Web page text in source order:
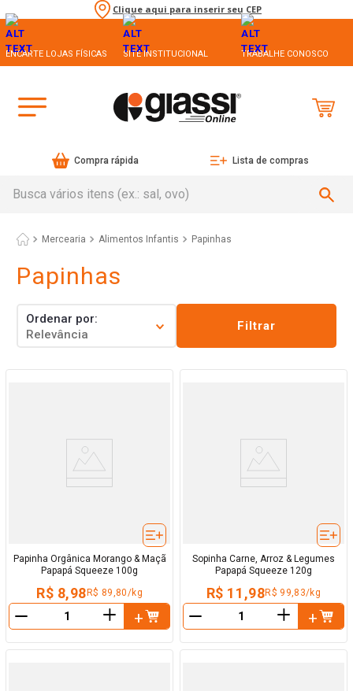
Clique aqui para inserir seu CEP
ENCARTE LOJAS FÍSICAS SITE INSTITUCIONAL TRABALHE CONOSCO
Compra rápida Lista de compras
Mercearia Alimentos Infantis Papinhas
Papinhas
Ordenar por
Relevância
Filtrar
Papinha Orgânica Morango & Maçã
Papapá Squeeze 100g
R$ 8,98 R$ 89,80/kg
＋
Sopinha Carne, Arroz & Legumes
Papapá Squeeze 120g
R$ 11,98R$ 99,83/kg
＋